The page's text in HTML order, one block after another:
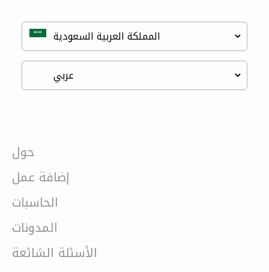
حول
إضافة عمل
الحاسبات
المدونات
الأسئلة الشائعة